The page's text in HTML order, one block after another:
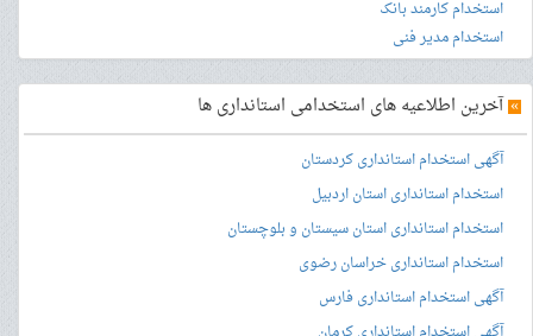
استخدام کارمند بانک
استخدام مدیر فنی
»آخرین اطلاعیه های استخدامی استانداری ها
آگهی استخدام استانداری کردستان
استخدام استانداری استان اردبیل
استخدام استانداری استان سیستان و بلوچستان
استخدام استانداری خراسان رضوی
آگهی استخدام استانداری فارس